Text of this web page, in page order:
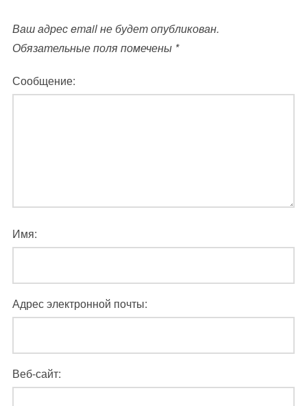
Ваш адрес email не будет опубликован.
Обязательные поля помечены *
Сообщение:
Имя:
Адрес электронной почты:
Веб-сайт: